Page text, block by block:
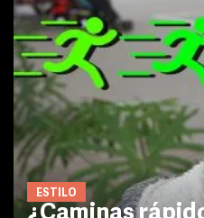
ESTILO